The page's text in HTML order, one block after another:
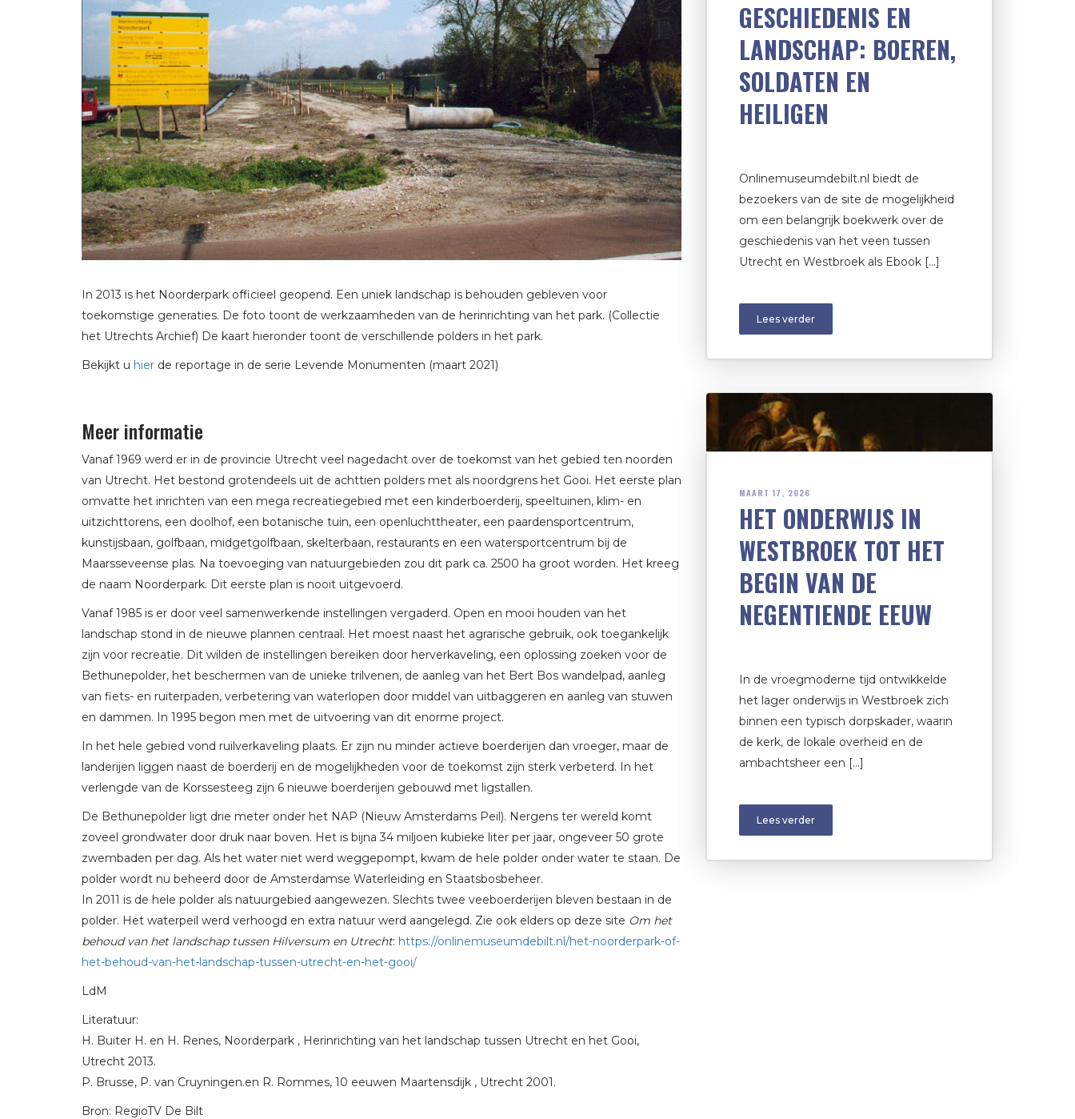
In 2013 is het Noorderpark officieel geopend. Een uniek landschap is behouden gebleven voor
toekomstige generaties. De foto toont de werkzaamheden van de herinrichting van het park. (Collectie
het Utrechts Archief) De kaart hieronder toont de verschillende polders in het park.
Bekijkt u hier de reportage in de serie Levende Monumenten (maart 2021)
Meer informatie
Vanaf 1969 werd er in de provincie Utrecht veel nagedacht over de toekomst van het gebied ten noorden
van Utrecht. Het bestond grotendeels uit de achttien polders met als noordgrens het Gooi. Het eerste plan
omvatte het inrichten van een mega recreatiegebied met een kinderboerderij, speeltuinen, klim- en
uitzichttorens, een doolhof, een botanische tuin, een openluchttheater, een paardensportcentrum,
kunstijsbaan, golfbaan, midgetgolfbaan, skelterbaan, restaurants en een watersportcentrum bij de
Maarsseveense plas. Na toevoeging van natuurgebieden zou dit park ca. 2500 ha groot worden. Het kreeg
de naam Noorderpark. Dit eerste plan is nooit uitgevoerd.
Vanaf 1985 is er door veel samenwerkende instellingen vergaderd. Open en mooi houden van het
landschap stond in de nieuwe plannen centraal. Het moest naast het agrarische gebruik, ook toegankelijk
zijn voor recreatie. Dit wilden de instellingen bereiken door herverkaveling, een oplossing zoeken voor de
Bethunepolder, het beschermen van de unieke trilvenen, de aanleg van het Bert Bos wandelpad, aanleg
van fiets- en ruiterpaden, verbetering van waterlopen door middel van uitbaggeren en aanleg van stuwen
en dammen. In 1995 begon men met de uitvoering van dit enorme project.
In het hele gebied vond ruilverkaveling plaats. Er zijn nu minder actieve boerderijen dan vroeger, maar de
landerijen liggen naast de boerderij en de mogelijkheden voor de toekomst zijn sterk verbeterd. In het
verlengde van de Korssesteeg zijn 6 nieuwe boerderijen gebouwd met ligstallen.
De Bethunepolder ligt drie meter onder het NAP (Nieuw Amsterdams Peil). Nergens ter wereld komt
zoveel grondwater door druk naar boven. Het is bijna 34 miljoen kubieke liter per jaar, ongeveer 50 grote
zwembaden per dag. Als het water niet werd weggepompt, kwam de hele polder onder water te staan. De
polder wordt nu beheerd door de Amsterdamse Waterleiding en Staatsbosbeheer.
In 2011 is de hele polder als natuurgebied aangewezen. Slechts twee veeboerderijen bleven bestaan in de
polder. Het waterpeil werd verhoogd en extra natuur werd aangelegd. Zie ook elders op deze site Om het
behoud van het landschap tussen Hilversum en Utrecht: https://onlinemuseumdebilt.nl/het-noorderpark-of-
het-behoud-van-het-landschap-tussen-utrecht-en-het-gooi/
LdM
Literatuur:
H. Buiter H. en H. Renes, Noorderpark , Herinrichting van het landschap tussen Utrecht en het Gooi,
Utrecht 2013.
P. Brusse, P. van Cruyningen.en R. Rommes, 10 eeuwen Maartensdijk , Utrecht 2001.
Bron: RegioTV De Bilt
GESCHIEDENIS EN
LANDSCHAP: BOEREN,
SOLDATEN EN
HEILIGEN
Onlinemuseumdebilt.nl biedt de
bezoekers van de site de mogelijkheid
om een belangrijk boekwerk over de
geschiedenis van het veen tussen
Utrecht en Westbroek als Ebook […]
Lees verder
MAART 17, 2026
HET ONDERWIJS IN
WESTBROEK TOT HET
BEGIN VAN DE
NEGENTIENDE EEUW
In de vroegmoderne tijd ontwikkelde
het lager onderwijs in Westbroek zich
binnen een typisch dorpskader, waarin
de kerk, de lokale overheid en de
ambachtsheer een […]
Lees verder